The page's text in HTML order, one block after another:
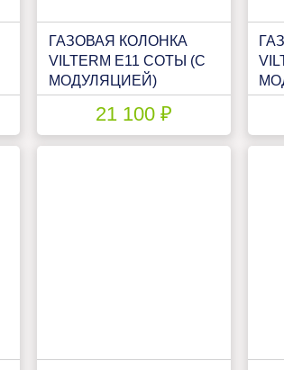
ГАЗОВАЯ КОЛОНКА
VILTERM E11 СОТЫ (С
МОДУЛЯЦИЕЙ)
21 100 ₽